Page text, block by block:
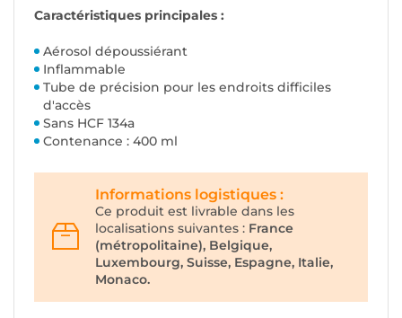
Caractéristiques principales :
Aérosol dépoussiérant
Inflammable
Tube de précision pour les endroits difficiles
d'accès
Sans HCF 134a
Contenance : 400 ml
Informations logistiques :
Ce produit est livrable dans les
localisations suivantes : France
(métropolitaine), Belgique,
Luxembourg, Suisse, Espagne, Italie,
Monaco.